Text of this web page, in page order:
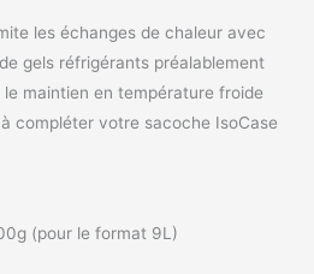
les échanges de chaleur avec
de gels réfrigérants préalablement
maintien en température froide
compléter votre sacoche IsoCase
(pour le format 9L)